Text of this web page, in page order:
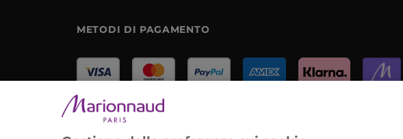
METODI DI PAGAMENTO
Marionnaud Parfumeries Italia S.r.l.
Largo Fiera Milano 5, 20017 Rho (MI)